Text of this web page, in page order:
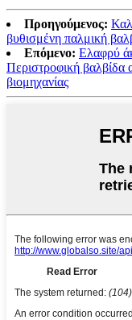
Προηγούμενος:
βυθισμένη παλμική
Επόμενο: Ελαφρύ
Περιστροφική βαλβίδα
βιομηχανίας